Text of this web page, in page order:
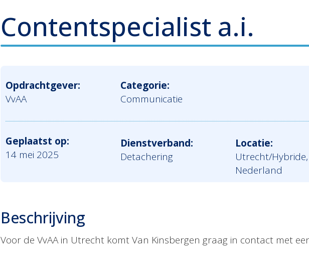
Contentspecialist a.i.
Opdrachtgever:
VvAA
Categorie:
Communicatie
Geplaatst op:
14 mei 2025
Dienstverband:
Detachering
Locatie:
Utrecht/Hybride,
Nederland
Beschrijving
Voor de VvAA in Utrecht komt Van Kinsbergen graag in contact met